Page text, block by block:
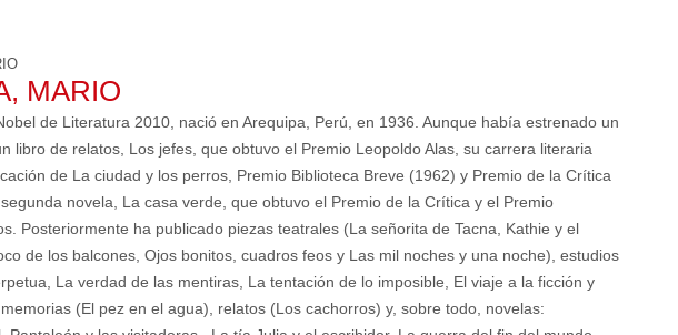
MARIO
de Literatura 2010, nació en Arequipa, Perú, en 1936. Aunque había estrenado un
libro de relatos, Los jefes, que obtuvo el Premio Leopoldo Alas, su carrera literaria
de La ciudad y los perros, Premio Biblioteca Breve (1962) y Premio de la Crítica
novela, La casa verde, que obtuvo el Premio de la Crítica y el Premio
Posteriormente ha publicado piezas teatrales (La señorita de Tacna, Kathie y el
de los balcones, Ojos bonitos, cuadros feos y Las mil noches y una noche), estudios
La verdad de las mentiras, La tentación de lo imposible, El viaje a la ficción y
(El pez en el agua), relatos (Los cachorros) y, sobre todo, novelas: